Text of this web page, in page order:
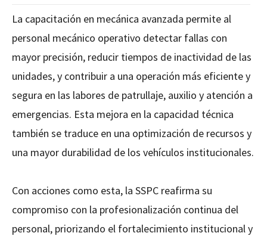
La capacitación en mecánica avanzada permite al
personal mecánico operativo detectar fallas con
mayor precisión, reducir tiempos de inactividad de las
unidades, y contribuir a una operación más eficiente y
segura en las labores de patrullaje, auxilio y atención a
emergencias. Esta mejora en la capacidad técnica
también se traduce en una optimización de recursos y
una mayor durabilidad de los vehículos institucionales.
Con acciones como esta, la SSPC reafirma su
compromiso con la profesionalización continua del
personal, priorizando el fortalecimiento institucional y